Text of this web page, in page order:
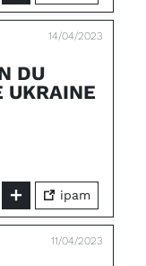
14/04/2023
DU
UKRAINE
ipam
11/04/2023